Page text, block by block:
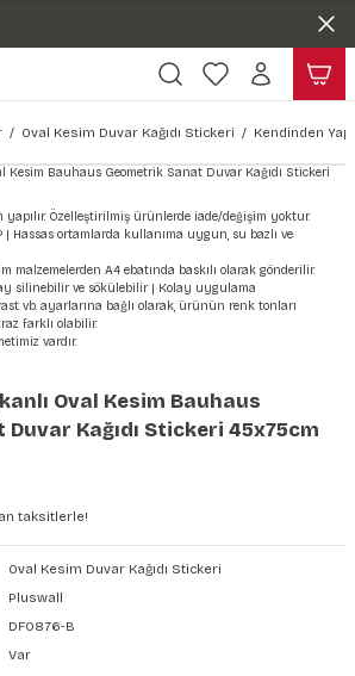
Harita & Şehir Duvar Kağıdı
Türkiye Serisi Duvar Kağıdı
Şehir & Ülke Duvar Kağıdı
Hayvan, Yaprak & Çiçek
Yaprak Desenli Duvar Kağıdı
Hayvan Duvar Kağıdı
Doğa & Manza Duvar Kağıdı
Manzara Duvar Kağıdı
Orman Duvar Kağıdı
Uzay Duvar Kağıdı
Tasarım & Sanatsal Duvar
Sanat Duvar Kağıdı
Geometrik Duvar Kağıdı
Müzik Duvar Kağıdı
Araba Duvar Kağıdı
Sağlık Duvar Kağıdı
Ahşap, Mermer & Taş
Mermer Desenli Duvar Kağıdı
Taş Desenli Duvar Kağıdı
Ahşap Desenli Duvar Kağıdı
Oval Kesim Duvar Kağıdı Stickeri Kendinden
Özelleştirilmiş ürünlerde iade/değişim yoktur.
| Hassas ortamlarda kullanıma uygun, su bazlı ve
malzemelerden A4 ebatında baskılı olarak gönderilir.
silinebilir ve sökülebilir | Kolay uygulama
vb. ayarlarına bağlı olarak, ürünün renk tonları
farklı olabilir.
vardır.
Oval Kesim Bauhaus
Kağıdı Stickeri 45x75cm
taksitlerle!
Oval Kesim Duvar Kağıdı Stickeri
Pluswall
DF0876-B
Var